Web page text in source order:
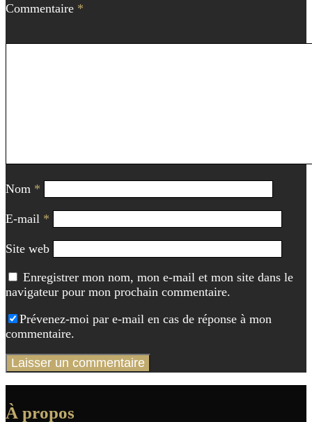
Commentaire *
Nom *
E-mail *
Site web
Enregistrer mon nom, mon e-mail et mon site dans le
navigateur pour mon prochain commentaire.
Prévenez-moi par e-mail en cas de réponse à mon
commentaire.
À propos